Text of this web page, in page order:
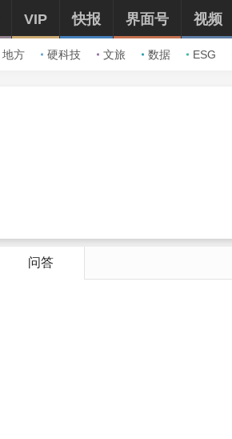
地方 硬科技 文旅 数据 ESG
VIP 快报 界面号 视频
问答